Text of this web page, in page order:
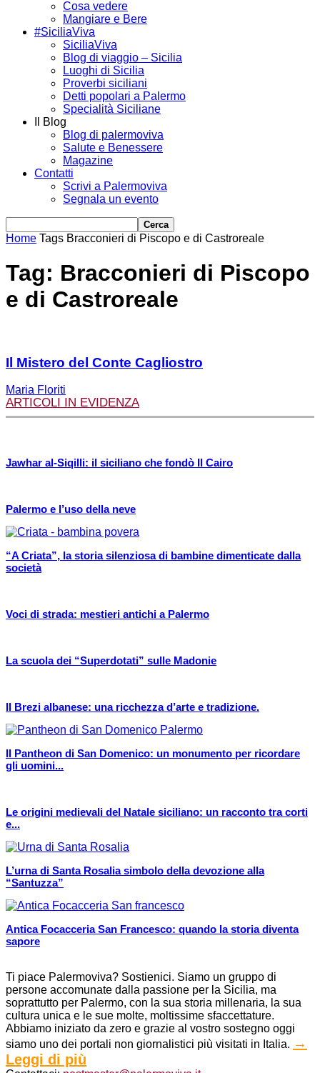
Cosa vedere
Mangiare e Bere
#SiciliaViva
SiciliaViva
Blog di viaggio – Sicilia
Luoghi di Sicilia
Proverbi siciliani
Detti popolari a Palermo
Specialità Siciliane
Il Blog
Blog di palermoviva
Salute e Benessere
Magazine
Contatti
Scrivi a Palermoviva
Segnala un evento
Home Tags Bracconieri di Piscopo e di Castroreale
Tag: Bracconieri di Piscopo
e di Castroreale
Il Mistero del Conte Cagliostro
Maria Floriti
ARTICOLI IN EVIDENZA
Jawhar al-Siqilli: il siciliano che fondò Il Cairo
Palermo e l’uso della neve
“A Criata”, la storia silenziosa di bambine dimenticate dalla
società
Voci di strada: mestieri antichi a Palermo
La scuola dei “Superdotati” sulle Madonie
Il Brezi albanese: una ricchezza d’arte e tradizione.
Il Pantheon di San Domenico: un monumento per ricordare
gli uomini...
Le origini medievali del Natale siciliano: un racconto tra corti
e...
L’urna di Santa Rosalia simbolo della devozione alla
“Santuzza”
Antica Focacceria San Francesco: quando la storia diventa
sapore
Ti piace Palermoviva? Sostienici. Siamo un gruppo di
persone accomunate dalla passione per la Sicilia, ma
soprattutto per Palermo, con la sua storia millenaria, la sua
cultura unica e le sue molte, moltissime sfaccettature.
Abbiamo iniziato da zero e grazie al vostro sostegno oggi
siamo uno dei portali non giornalistici più visitati in Italia. →
Leggi di più